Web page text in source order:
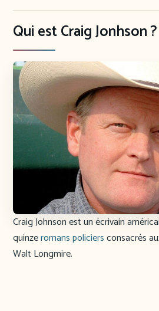
Qui est Craig Jonhson ?
Craig Johnson est un écrivain
quinzeromans policiersconsacrés
Walt Longmire.